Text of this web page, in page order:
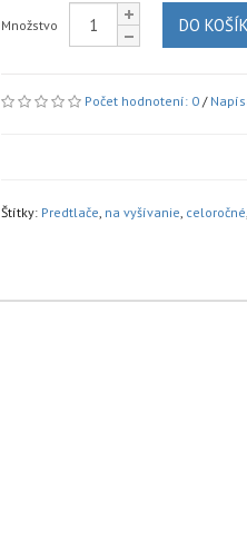
Množstvo DO
Počet hodnotení: 0/
Štítky: Predtlače, na vyšívanie, celoročné,